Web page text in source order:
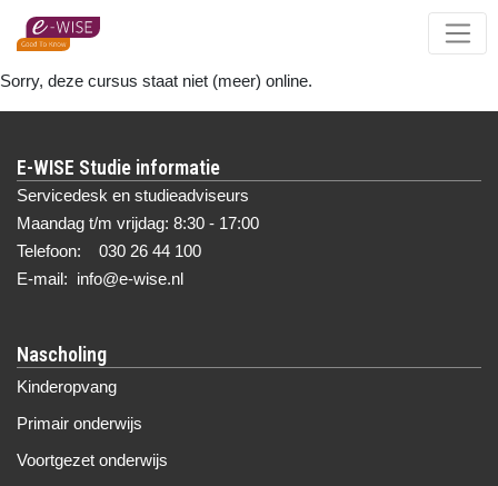
Skip
Sorry, deze cursus staat niet (meer) online.
E-WISE Studie informatie
Servicedesk en studieadviseurs
Maandag t/m vrijdag: 8:30 - 17:00
Telefoon: 030 26 44 100
E-mail: info@e-wise.nl
Nascholing
Kinderopvang
Primair onderwijs
Voortgezet onderwijs